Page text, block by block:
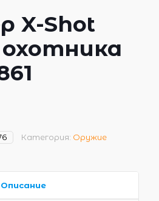
X-Shot
Категория: Оружие
Описание